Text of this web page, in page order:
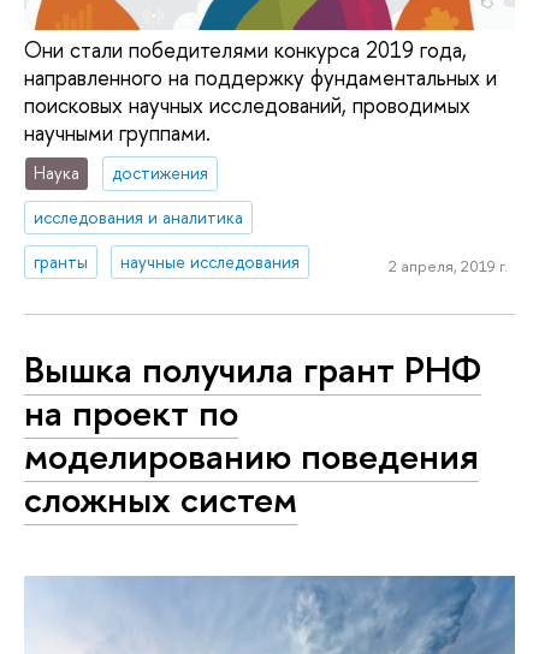
Они стали победителями конкурса 2019 года,
направленного на поддержку фундаментальных и
поисковых научных исследований, проводимых
научными группами.
Наука
достижения
исследования и аналитика
гранты
научные исследования 2 апреля, 2019 г.
Вышка получила грант РНФ
на проект по
моделированию поведения
сложных систем